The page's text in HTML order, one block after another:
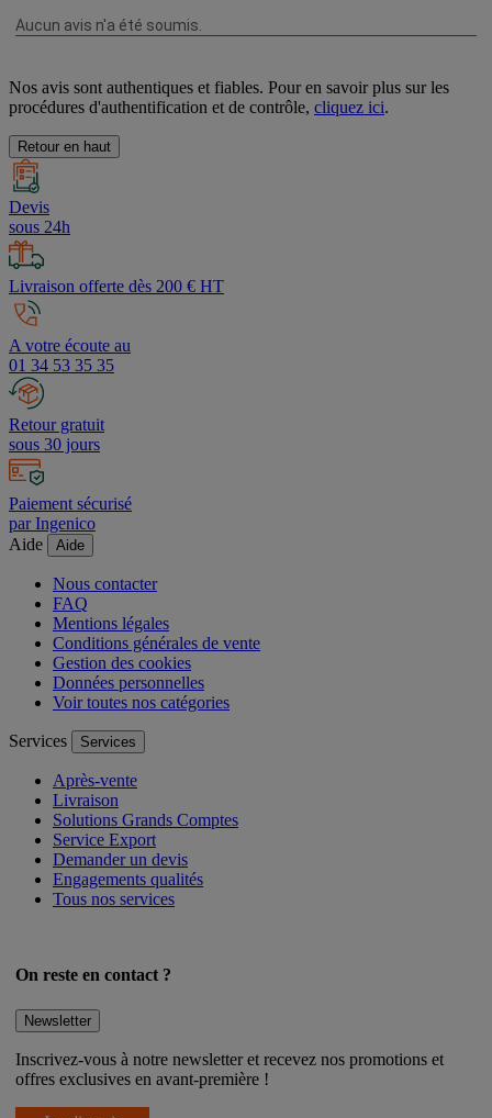
Nos avis sont authentiques et fiables. Pour en savoir plus sur les
procédures d'authentification et de contrôle, cliquez ici.
Retour en haut
Devis
sous 24h
Livraison offerte dès 200 € HT
A votre écoute au
01 34 53 35 35
Retour gratuit
sous 30 jours
Paiement sécurisé
par Ingenico
Aide
Aide
Nous contacter
FAQ
Mentions légales
Conditions générales de vente
Gestion des cookies
Données personnelles
Voir toutes nos catégories
Services Services
Après-vente
Livraison
Solutions Grands Comptes
Service Export
Demander un devis
Engagements qualités
Tous nos services
On reste en contact ?
Newsletter
Inscrivez-vous à notre newsletter et recevez nos promotions et
offres exclusives en avant-première !